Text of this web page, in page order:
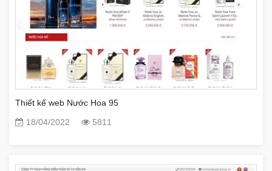
Thiết kế web Nước Hoa 95
18/04/2022
5811